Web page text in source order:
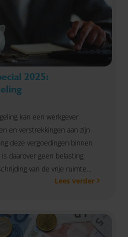
2025:
kan een werkgever
en verstrekkingen aan zijn
deze vergoedingen binnen
daarover geen belasting
van de vrije ruimte
belasting via deLees verder